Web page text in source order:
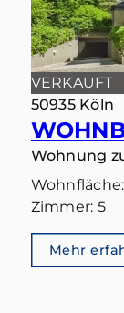
VERKAUFT
50935 Köln
Wohnung
Wohnfläche:
Zimmer: 5
Mehr